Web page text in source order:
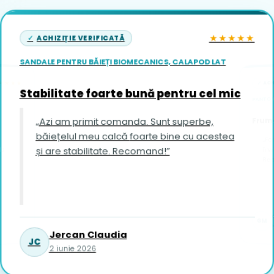
ACHIZIȚIE VERIFICATĂ ★★★★★
SANDALE PENTRU BĂIEȚI BIOMECANICS, CALAPOD LAT
Stabilitate foarte bună pentru cel mic
„Azi am primit comanda. Sunt superbe,
băiețelul meu calcă foarte bine cu acestea
și are stabilitate. Recomand!”
JC
Jercan Claudia
2 iunie 2026
îi vin